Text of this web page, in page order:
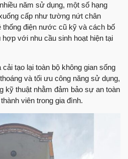
năm sử dụng, một số hạng
cấp như tường nứt chân
điện nước cũ kỹ và cách bố
với nhu cầu sinh hoạt hiện tại
tạo lại toàn bộ không gian sống
và tối ưu công năng sử dụng,
kỹ thuật nhằm đảm bảo sự an toàn
viên trong gia đình.